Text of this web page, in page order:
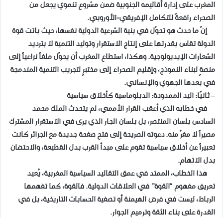
المغرب على إدارة أقاليمه الجنوبية ضمن مشروع تنموي يجعل من
الصحراء رافعةً للتكامل الإفريقي-الأوروبي.
إنّ ما حدث هو تحوّل في بنية الشرعية الدولية نفسها، حيث باتت قوة
الدولة تقاس بقدرتها على إنتاج الاستقرار وتوليد التنمية لا بترديد
الشعارات الإيديولوجية. وهكذا، استطاع المغرب أن يحوّل ملفاً نزاعياً إلى
منصةٍ لبناء النموذج، وإقليم الصحراء إلى مختبرٍ لتجريب التنمية المندمجة
في بعدها الجهوي والإنساني.
– ثانيًا: اليد الممدودة: الدبلوماسية كأخلاق سياسية
في خطابه الذي أعقب القرار الأممي، لم يتحدث الملك محمد
السادس بلسان المنتصر، بل بلسان الجار الذي يرى في الاستقرار المشترك
مصيراً لا مفرّ منه. دعوته الصريحة إلى فتح صفحة جديدة مع الجزائر كانت
تعبيراً عن أخلاق سياسية تقوم على مبدأ القرب بدل القطيعة، والاحتضان
بدل الاتهام.
هذا الخطاب، الممتد في عمق التقاليد السياسية المغربية، يُعيد
تعريف مفهوم “القوة” في العلاقات الدولية. فالقوة، كما تفهمها
الرباط، ليست في فرض الهيمنة أو تصفية الحسابات التاريخية، بل في
القدرة على بناء الثقة وترميم الجوار.